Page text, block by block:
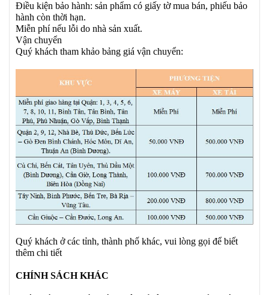
Điều kiện bảo hành: sản phẩm có giấy tờ mua bán, phiếu bảo
hành còn thời hạn.
Miễn phí nếu lỗi do nhà sản xuất.
Vận chuyển
Quý khách tham khảo bảng giá vận chuyển:
Quý khách ở các tỉnh, thành phố khác, vui lòng gọi để biết
thêm chi tiết
CHÍNH SÁCH KHÁC